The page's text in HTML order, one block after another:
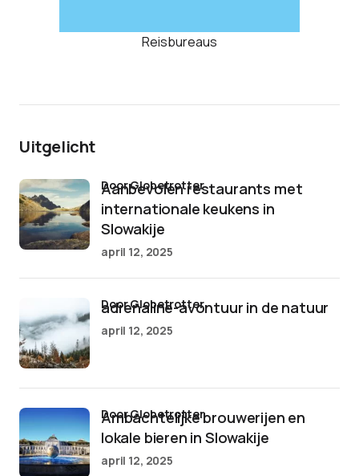
Reisbureaus
Uitgelicht
Aanbevolen restaurants met
internationale keukens in
Slowakije
door Globetrotter
april 12, 2025
adrenaline-avontuur in de natuur
door Globetrotter
april 12, 2025
Ambachtelijke brouwerijen en
lokale bieren in Slowakije
door Globetrotter
april 12, 2025